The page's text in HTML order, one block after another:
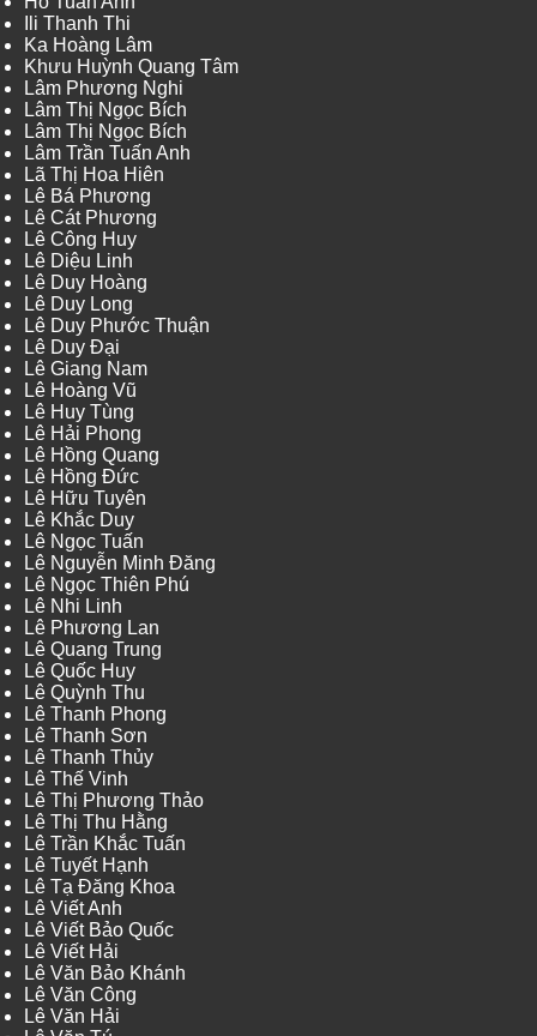
Ili Thanh Thi
Ka Hoàng Lâm
Khưu Huỳnh Quang Tâm
Lâm Phương Nghi
Lâm Thị Ngọc Bích
Lâm Thị Ngọc Bích
Lâm Trần Tuấn Anh
Lã Thị Hoa Hiên
Lê Bá Phương
Lê Cát Phương
Lê Công Huy
Lê Diệu Linh
Lê Duy Hoàng
Lê Duy Long
Lê Duy Phước Thuận
Lê Duy Đại
Lê Giang Nam
Lê Hoàng Vũ
Lê Huy Tùng
Lê Hải Phong
Lê Hồng Quang
Lê Hồng Đức
Lê Hữu Tuyên
Lê Khắc Duy
Lê Ngọc Tuấn
Lê Nguyễn Minh Đăng
Lê Ngọc Thiên Phú
Lê Nhi Linh
Lê Phương Lan
Lê Quang Trung
Lê Quốc Huy
Lê Quỳnh Thu
Lê Thanh Phong
Lê Thanh Sơn
Lê Thanh Thủy
Lê Thế Vinh
Lê Thị Phương Thảo
Lê Thị Thu Hằng
Lê Trần Khắc Tuấn
Lê Tuyết Hạnh
Lê Tạ Đăng Khoa
Lê Viết Anh
Lê Viết Bảo Quốc
Lê Viết Hải
Lê Văn Bảo Khánh
Lê Văn Công
Lê Văn Hải